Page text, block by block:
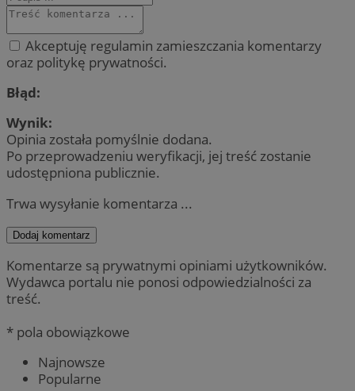
Akceptuję regulamin zamieszczania komentarzy
oraz politykę prywatności.
Błąd:
Wynik:
Opinia została pomyślnie dodana.
Po przeprowadzeniu weryfikacji, jej treść zostanie
udostępniona publicznie.
Trwa wysyłanie komentarza ...
Dodaj komentarz
Komentarze są prywatnymi opiniami użytkowników.
Wydawca portalu nie ponosi odpowiedzialności za
treść.
* pola obowiązkowe
Najnowsze
Popularne